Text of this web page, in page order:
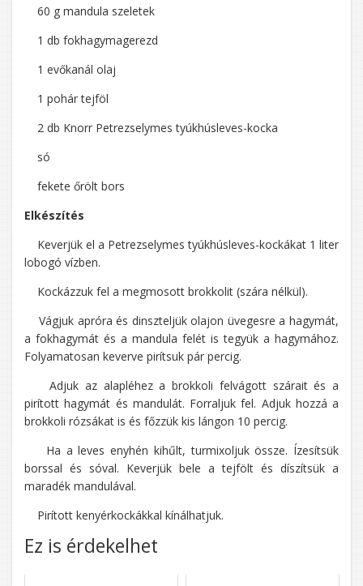
60 g mandula szeletek
1 db fokhagymagerezd
1 evőkanál olaj
1 pohár tejföl
2 db Knorr Petrezselymes tyúkhúsleves-kocka
só
fekete őrölt bors
Elkészítés
Keverjük el a Petrezselymes tyúkhúsleves-kockákat 1 liter
lobogó vízben.
Kockázzuk fel a megmosott brokkolit (szára nélkül).
Vágjuk apróra és dinszteljük olajon üvegesre a hagymát,
a fokhagymát és a mandula felét is tegyük a hagymához.
Folyamatosan keverve pirítsuk pár percig.
Adjuk az alapléhez a brokkoli felvágott szárait és a
pirított hagymát és mandulát. Forraljuk fel. Adjuk hozzá a
brokkoli rózsákat is és főzzük kis lángon 10 percig.
Ha a leves enyhén kihűlt, turmixoljuk össze. Ízesítsük
borssal és sóval. Keverjük bele a tejfölt és díszítsük a
maradék mandulával.
Pirított kenyérkockákkal kínálhatjuk.
Ez is érdekelhet